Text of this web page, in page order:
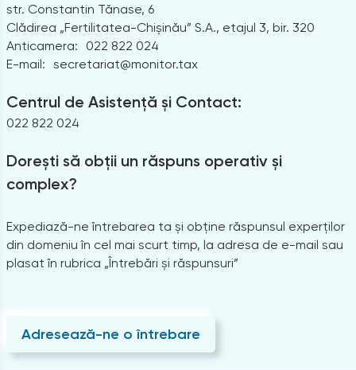
str. Constantin Tănase, 6
Clădirea „Fertilitatea-Chișinău” S.A., etajul 3, bir. 320
Anticamera:
022 822 024
E-mail: secretariat@monitor.tax
Centrul de Asistență și Contact:
022 822 024
Dorești să obții un răspuns operativ și
complex?
Expediază-ne întrebarea ta și obține răspunsul experților
din domeniu în cel mai scurt timp, la adresa de e-mail sau
plasat în rubrica „Întrebări și răspunsuri”
Adresează-ne o întrebare